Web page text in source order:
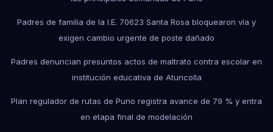
Padres de familia de la I.E. 70623 Santa Rosa bloquearon vía y
exigen cambio urgente de poste dañado
Padres denuncian presuntos actos de maltrato contra escolar en
institución educativa de Atuncolla
Plan regulador de rutas de Puno registra avance de 79 % y entra
en etapa final de modelación